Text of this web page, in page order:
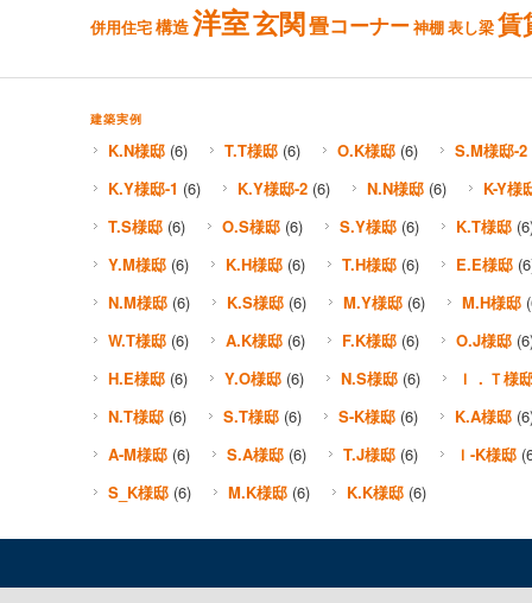
併用住宅構造洋室玄関畳コーナー神棚表し梁賃
建築実例
K.N様邸 (6) T.T様邸 (6) O.K様邸 (6) S.M様邸-2
K.Y様邸-1 (6) K.Y様邸-2 (6) N.N様邸 (6)
K-Y様
T.S様邸 (6) O.S様邸 (6) S.Y様邸 (6) K.T様邸
Y.M様邸 (6) K.H様邸 (6) T.H様邸 (6) E.E様邸
N.M様邸 (6) K.S様邸 (6) M.Y様邸 (6) M.H様邸
W.T様邸 (6) A.K様邸 (6) F.K様邸 (6) O.J様邸
H.E様邸 (6) Y.O様邸 (6) N.S様邸 (6)
Ｉ．Ｔ様
N.T様邸 (6) S.T様邸 (6) S-K様邸 (6) K.A様邸
A-M様邸 (6) S.A様邸 (6) T.J様邸 (6) Ｉ-K様邸
S_K様邸 (6) M.K様邸 (6) K.K様邸 (6)